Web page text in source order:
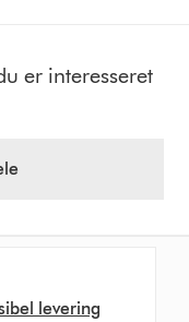
er interesseret
levering